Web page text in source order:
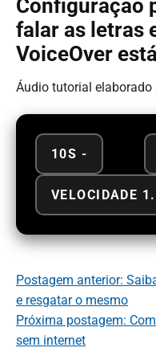
Configuração
falar as letras
VoiceOver
Áudio tutorial elaborado
10S -
VELOCIDADE
Postagem anterior:
e resgatar o mesmo
Próxima postagem:
sem internet